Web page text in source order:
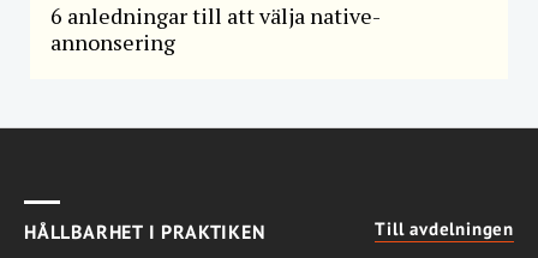
6 anledningar till att välja native-
annonsering
HÅLLBARHET I PRAKTIKEN Till avdelningen